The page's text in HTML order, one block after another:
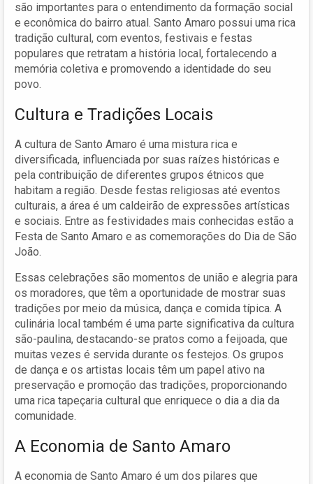
são importantes para o entendimento da formação social
e econômica do bairro atual. Santo Amaro possui uma rica
tradição cultural, com eventos, festivais e festas
populares que retratam a história local, fortalecendo a
memória coletiva e promovendo a identidade do seu
povo.
Cultura e Tradições Locais
A cultura de Santo Amaro é uma mistura rica e
diversificada, influenciada por suas raízes históricas e
pela contribuição de diferentes grupos étnicos que
habitam a região. Desde festas religiosas até eventos
culturais, a área é um caldeirão de expressões artísticas
e sociais. Entre as festividades mais conhecidas estão a
Festa de Santo Amaro e as comemorações do Dia de São
João.
Essas celebrações são momentos de união e alegria para
os moradores, que têm a oportunidade de mostrar suas
tradições por meio da música, dança e comida típica. A
culinária local também é uma parte significativa da cultura
são-paulina, destacando-se pratos como a feijoada, que
muitas vezes é servida durante os festejos. Os grupos
de dança e os artistas locais têm um papel ativo na
preservação e promoção das tradições, proporcionando
uma rica tapeçaria cultural que enriquece o dia a dia da
comunidade.
A Economia de Santo Amaro
A economia de Santo Amaro é um dos pilares que